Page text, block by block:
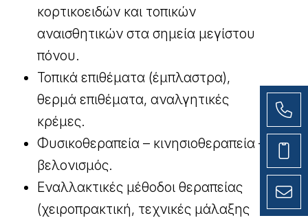
κορτικοειδών και τοπικών
αναισθητικών στα σημεία μεγίστου
πόνου.
Τοπικά επιθέματα (έμπλαστρα),
θερμά επιθέματα, αναλγητικές
κρέμες.
Φυσικοθεραπεία – κινησιοθεραπεία –
βελονισμός.
Εναλλακτικές μέθοδοι θεραπείας
(χειροπρακτική, τεχνικές μάλαξης